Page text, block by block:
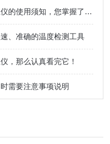
这些关于手持式红外线测温仪的使用须知，您掌握了吗？
、准确的温度检测工具
，那么认真看完它！
需要注意事项说明